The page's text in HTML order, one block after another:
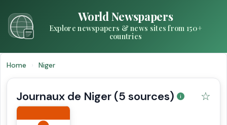
World Newspapers
Explore newspapers & news sites from 150+
countries
Home › Niger
Journaux de Niger (5 sources) ☆